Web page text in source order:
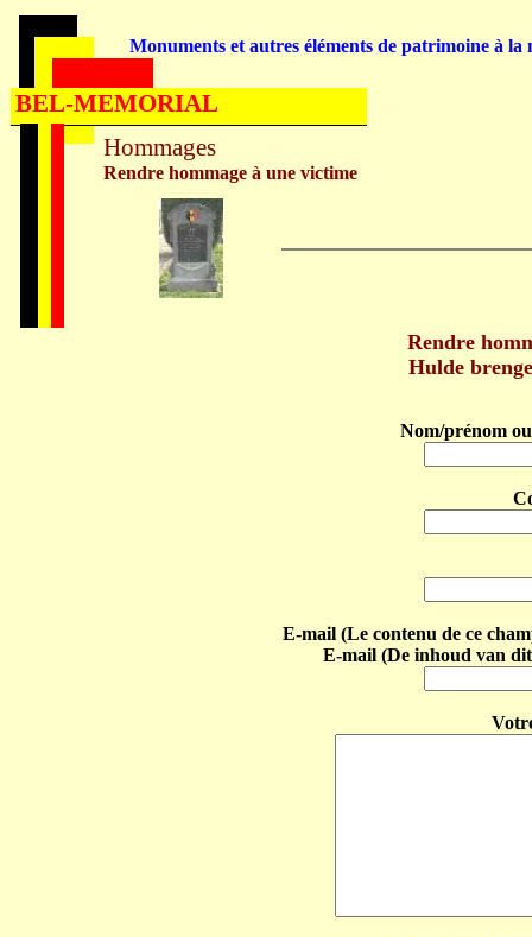
Rendre
Hulde
Nom/prénom
E-mail (Le contenu de ce
E-mail (De inhoud van
Hommages
Rendre hommage à une victime
Monuments et autres éléments de patrimoine à la
BEL-MEMORIAL